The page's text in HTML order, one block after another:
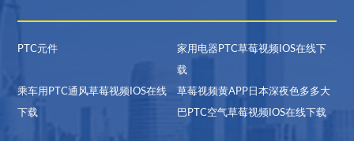
PTC元件 家用电器PTC草莓视频IOS在线下
载
乘车用PTC通风草莓视频IOS在线
下载
草莓视频黄APP日本深夜色多多大
巴PTC空气草莓视频IOS在线下载